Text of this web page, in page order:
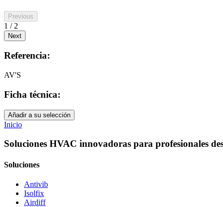
Previous
1 / 2
Next
Referencia:
AV'S
Ficha técnica:
Añadir a su selección
Inicio
Soluciones HVAC innovadoras para profesionales
Soluciones
Antivib
Isolfix
Airdiff